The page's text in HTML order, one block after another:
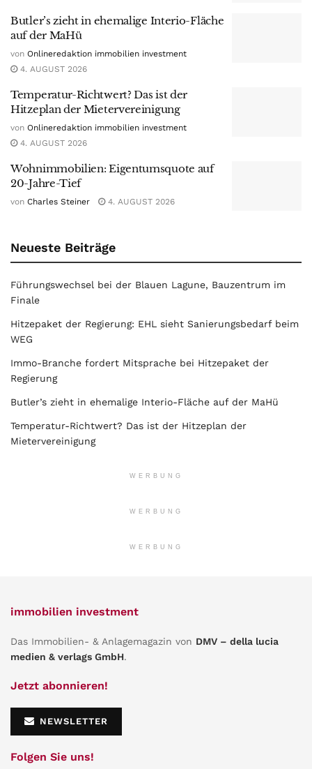
Butler’s zieht in ehemalige Interio-Fläche
auf der MaHü
von Onlineredaktion immobilien investment
4. AUGUST 2026
Temperatur-Richtwert? Das ist der
Hitzeplan der Mietervereinigung
von Onlineredaktion immobilien investment
4. AUGUST 2026
Wohnimmobilien: Eigentumsquote auf
20-Jahre-Tief
von Charles Steiner 4. AUGUST 2026
Neueste Beiträge
Führungswechsel bei der Blauen Lagune, Bauzentrum im
Finale
Hitzepaket der Regierung: EHL sieht Sanierungsbedarf beim
WEG
Immo-Branche fordert Mitsprache bei Hitzepaket der
Regierung
Butler’s zieht in ehemalige Interio-Fläche auf der MaHü
Temperatur-Richtwert? Das ist der Hitzeplan der
Mietervereinigung
WERBUNG
WERBUNG
WERBUNG
immobilien investment
Das Immobilien- & Anlagemagazin von DMV – della lucia
medien & verlags GmbH.
Jetzt abonnieren!
NEWSLETTER
Folgen Sie uns!